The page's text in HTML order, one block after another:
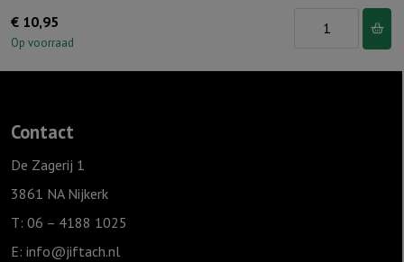
€ 10,95
Op voorraad
'Geloof,
Contact
De Zagerij 1
3861 NA Nijkerk
T: 06 – 4188 1025
E: info@jiftach.nl